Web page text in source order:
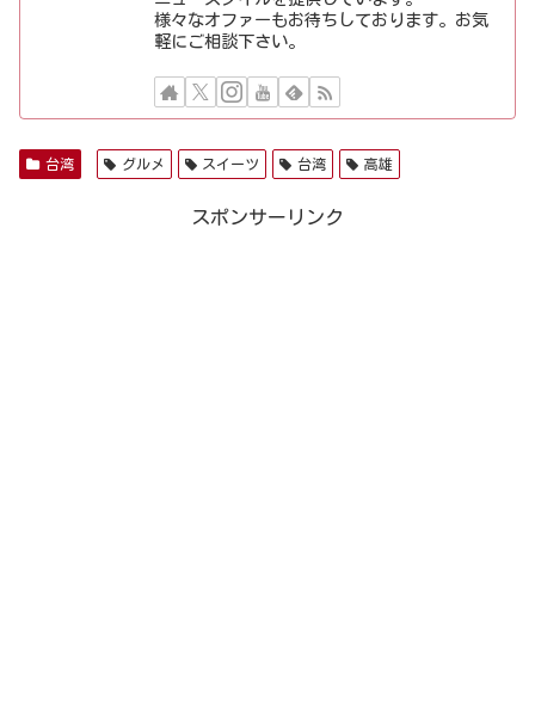
様々なオファーもお待ちしております。お気
軽にご相談下さい。
台湾 グルメ スイーツ 台湾 高雄
スポンサーリンク